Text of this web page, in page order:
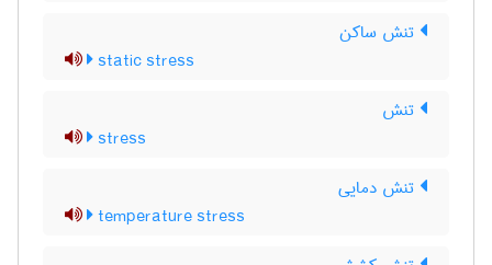
تنش ساکن
static stress
تنش
stress
تنش دمایی
temperature stress